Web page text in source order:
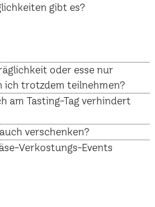
gibt es?
oder esse nur
ich trotzdem teilnehmen?
am Tasting-Tag verhindert
verschenken?
Verkostungs-Events